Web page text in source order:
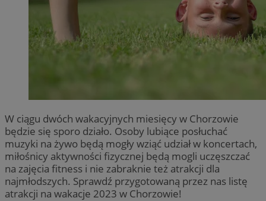
W ciągu dwóch wakacyjnych miesięcy w Chorzowie
będzie się sporo działo. Osoby lubiące posłuchać
muzyki na żywo będą mogły wziąć udział w koncertach,
miłośnicy aktywności fizycznej będą mogli uczęszczać
na zajęcia fitness i nie zabraknie też atrakcji dla
najmłodszych. Sprawdź przygotowaną przez nas listę
atrakcji na wakacje 2023 w Chorzowie!